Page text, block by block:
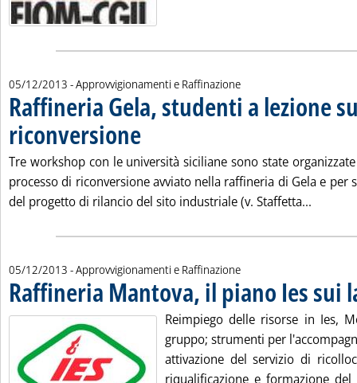
05/12/2013 - Approvvigionamenti e Raffinazione
Raffineria Gela, studenti a lezione
riconversione
Tre workshop con le università siciliane sono state
processo di riconversione avviato nella raffineria di Gela e per
del progetto di rilancio del sito industriale (v. Staffetta...
05/12/2013 - Approvvigionamenti e Raffinazione
Raffineria Mantova, il piano Ies sui
Reimpiego delle risorse in Ies,
gruppo; strumenti per
attivazione del servizio di
riqualificazione e formazione del